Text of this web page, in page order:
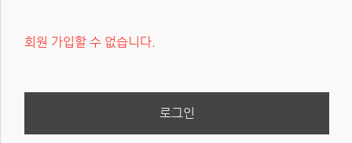
회원 가입할 수 없습니다.
로그인